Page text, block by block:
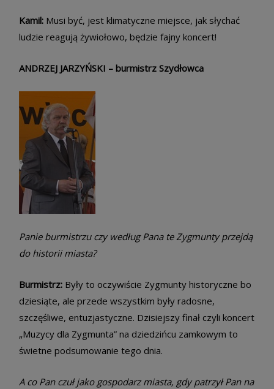
Kamil: Musi być, jest klimatyczne miejsce, jak słychać
ludzie reagują żywiołowo, będzie fajny koncert!
ANDRZEJ JARZYŃSKI – burmistrz Szydłowca
Panie burmistrzu czy według Pana te Zygmunty przejdą
do historii miasta?
Burmistrz: Były to oczywiście Zygmunty historyczne bo
dziesiąte, ale przede wszystkim były radosne,
szczęśliwe, entuzjastyczne. Dzisiejszy finał czyli koncert
„Muzycy dla Zygmunta” na dziedzińcu zamkowym to
świetne podsumowanie tego dnia.
A co Pan czuł jako gospodarz miasta, gdy patrzył Pan na